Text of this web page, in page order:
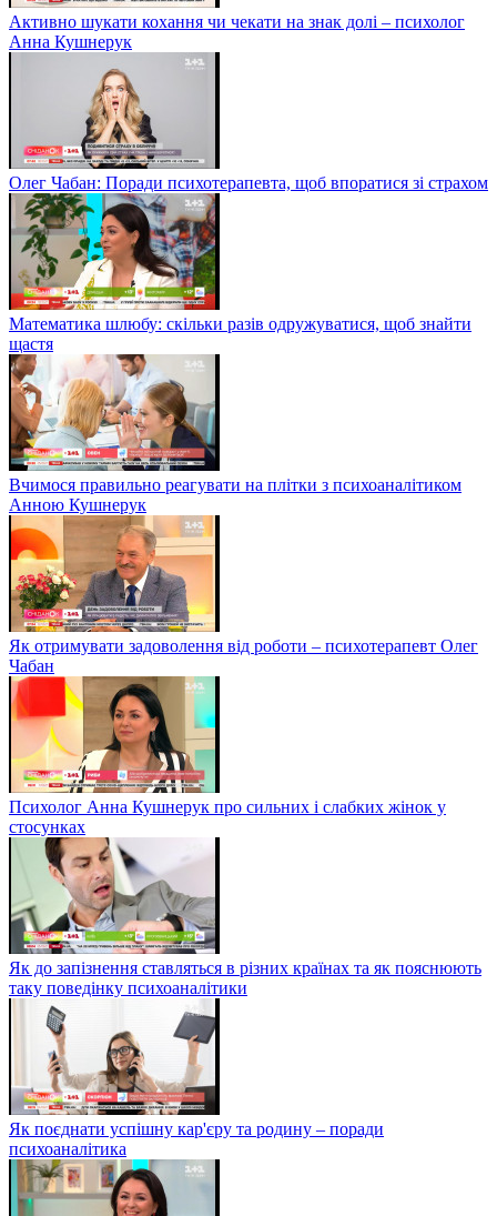
Активно шукати кохання чи чекати на знак долі – психолог
Анна Кушнерук
Олег Чабан: Поради психотерапевта, щоб впоратися зі страхом
Математика шлюбу: скільки разів одружуватися, щоб знайти
щастя
Вчимося правильно реагувати на плітки з психоаналітиком
Анною Кушнерук
Як отримувати задоволення від роботи – психотерапевт Олег
Чабан
Психолог Анна Кушнерук про сильних і слабких жінок у
стосунках
Як до запізнення ставляться в різних країнах та як пояснюють
таку поведінку психоаналітики
Як поєднати успішну кар'єру та родину – поради
психоаналітика